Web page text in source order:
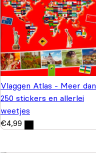
Vlaggen Atlas - Meer dan
250 stickers en allerlei
weetjes
€4,99